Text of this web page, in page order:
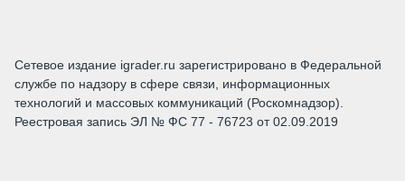
Сетевое издание igrader.ru зарегистрировано в Федеральной
службе по надзору в сфере связи, информационных
технологий и массовых коммуникаций (Роскомнадзор).
Реестровая запись ЭЛ № ФС 77 - 76723 от 02.09.2019